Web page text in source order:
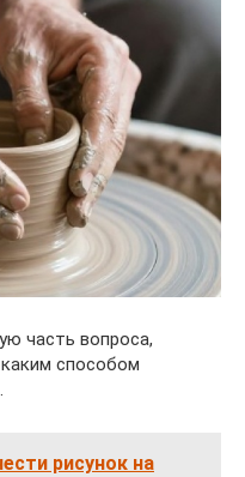
часть вопроса,
способом
рисунок на